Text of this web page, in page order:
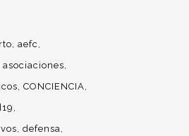
aefc
asociaciones
CONCIENCIA
defensa